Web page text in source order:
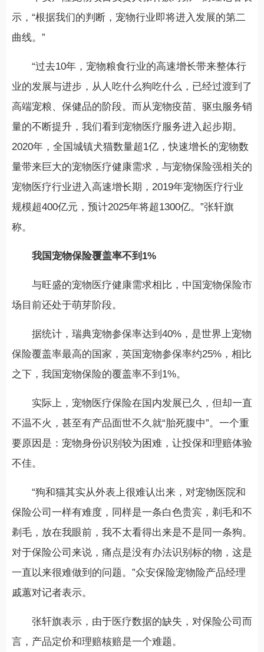
示，“根据我们的判断，宠物行业即将进入发展的第二
曲线。”
“过去10年，宠物粮食行业的高速增长带来整体行
业的发展与进步，从人吃什么狗吃什么，已经过渡到了
高端宠粮、保健品的阶段。而从宠物疫苗、驱虫服务销
量的不断提升，我们看到宠物医疗服务进入起步期。
2020年，全国城镇犬猫数量超1亿，快速增长的宠物数
量带来巨大的宠物医疗健康需求，与宠物保险强相关的
宠物医疗行业进入高速增长期，2019年宠物医疗行业
规模超400亿元，预计2025年将超1300亿。”张轩旗
称。
我国宠物保险覆盖率不到1%
与旺盛的宠物医疗健康需求相比，中国宠物保险市
场目前还处于萌芽阶段。
据统计，瑞典宠物参保率达到40%，是世界上宠物
保险覆盖率最高的国家，英国宠物参保率约25%，相比
之下，我国宠物保险的覆盖率不到1%。
实际上，宠物医疗保险在国内发展已久，但却一直
不温不火，甚至有产品面世不久就“胎死腹中”。一个重
要原因是：宠物身份识别较为困难，让投保和理赔体验
不佳。
“狗和猫其实从外表上很难认出来，对宠物医院和
保险公司一样有难度，同样是一条白色贵宾，剃毛和不
剃毛，放在我眼前，我不太看得出来是不是同一条狗。
对于保险公司来说，痛点是没有办法识别标的物，这是
一直以来很难做到的问题。”众安保险宠物险产品经理
戚蕙对记者表示。
张轩旗表示，由于医疗数据的缺失，对保险公司而
言，产品定价和理赔核赔是一个难题。